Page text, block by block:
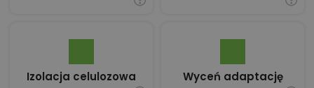
Izolacja celulozowa Wyceń adaptację